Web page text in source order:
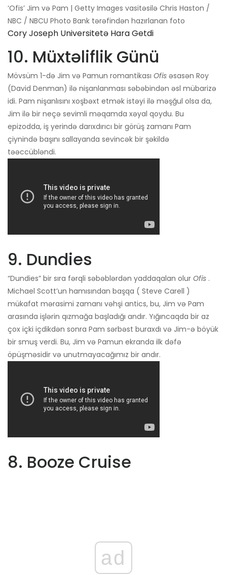
‘Ofis’ Jim və Pam | Getty Images vasitəsilə Chris Haston /
NBC / NBCU Photo Bank tərəfindən hazırlanan foto
Cory Joseph Universitetə ​​hara Getdi
10. Müxtəliflik Günü
Mövsüm 1-də Jim və Pamun romantikası Ofis əsasən Roy
(David Denman) ilə nişanlanması səbəbindən əsl mübarizə
idi. Pam nişanlısını xoşbəxt etmək istəyi ilə məşğul olsa da,
Jim ilə bir neçə sevimli məqamda xəyal qoydu. Bu
epizodda, iş yerində darıxdırıcı bir görüş zamanı Pam
çiynində başını sallayanda sevincək bir şəkildə
təəccübləndi.
9. Dundies
“Dundies” bir sıra fərqli səbəblərdən yaddaqalan olur Ofis .
Michael Scott’un hamısından başqa ( Steve Carell )
mükafat mərasimi zamanı vəhşi antics, bu, Jim və Pam
arasında işlərin qızmağa başladığı andır. Yığıncaqda bir az
çox içki içdikdən sonra Pam sərbəst buraxdı və Jim-ə böyük
bir smuş verdi. Bu, Jim və Pamun ekranda ilk dəfə
öpüşməsidir və unutmayacağımız bir andır.
8. Booze Cruise
ad